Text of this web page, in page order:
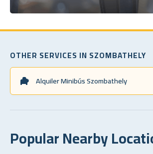
OTHER SERVICES IN SZOMBATHELY
Alquiler Minibús Szombathely
Popular Nearby